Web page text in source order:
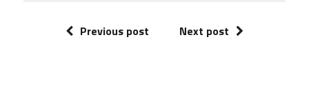
Previous post Next post